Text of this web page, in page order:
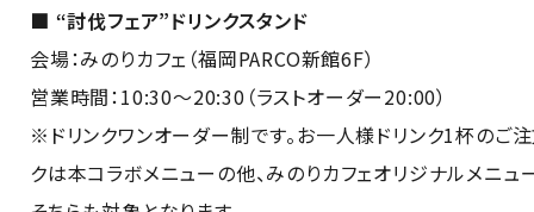
■ “討伐フェア”ドリンクスタンド
会場：みのりカフェ（福岡PARCO新館6F）
営業時間：10:30～20:30（ラストオーダー20:00）
※ドリンクワンオーダー制です。お一人様ドリンク1杯のご
クは本コラボメニューの他、みのりカフェオリジナルメニ